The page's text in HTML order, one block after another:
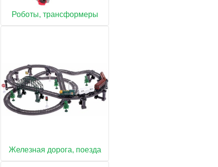
Роботы, трансформеры
Железная дорога, поезда